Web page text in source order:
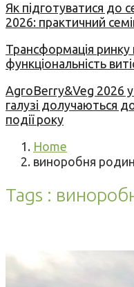
Як підготуватися до
2026: практичний
Трансформація ринку
функціональність
AgroBerry&Veg 2026 у
галузі долучаються
події року
Home
виноробня
Tags :